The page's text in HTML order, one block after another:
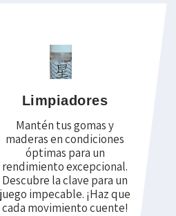
Limpiadores
Mantén tus gomas y
maderas en condiciones
óptimas para un
rendimiento excepcional.
Descubre la clave para un
juego impecable. ¡Haz que
cada movimiento cuente!